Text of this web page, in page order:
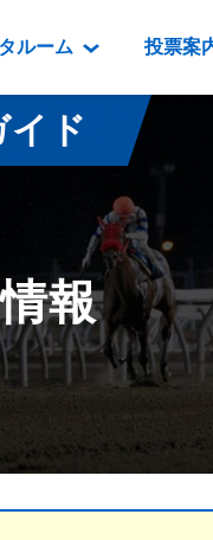
番組
ルーム
映像コンテンツ
重賞競走VTR
重賞競走参考VTR
レースダイジェス
新馬ダイジェスト
投票案
門別競馬場情報
門別競馬場グル
とねっこ
いずみ食堂
ルンビニ
勝馬屋
イド
報